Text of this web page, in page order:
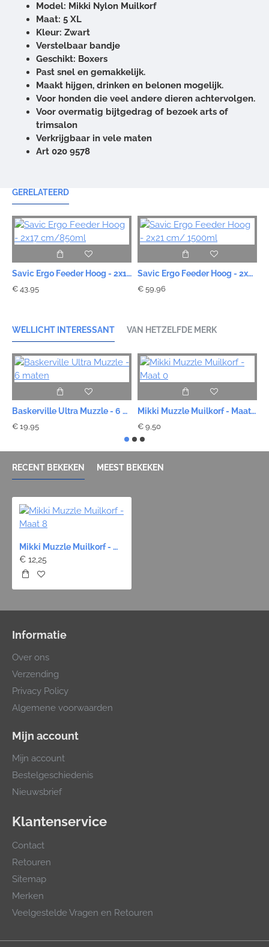
Model: Mikki Nylon Muilkorf
Maat: 5 XL
Kleur: Zwart
Verstelbaar bandje
Geschikt: Boxers
Past snel en gemakkelijk.
Maakt hijgen, drinken en belonen mogelijk.
Voor honden die veel andere dieren achtervolgen.
Voor overmatig bijtgedrag of bezoek arts of
trimsalon
Verkrijgbaar in vele maten
Art 020 9578
GERELATEERD
Savic Ergo Feeder Hoog - 2x17 cm/850ml
€ 43,95
Savic Ergo Feeder Hoog - 2x21 cm/ 1500ml
€ 59,96
WELLICHT INTERESSANT VAN HETZELFDE MERK
Baskerville Ultra Muzzle - 6 maten
€ 19,95
Mikki Muzzle Muilkorf - Maat 0
€ 9,50
RECENT BEKEKEN MEEST BEKEKEN
Mikki Muzzle Muilkorf - Maat 8
€ 12,25
Informatie
Over ons
Verzending
Privacy Policy
Algemene voorwaarden
Mijn account
Mijn account
Bestelgeschiedenis
Nieuwsbrief
Klantenservice
Contact
Retouren
Sitemap
Merken
Veelgestelde Vragen en Retouren